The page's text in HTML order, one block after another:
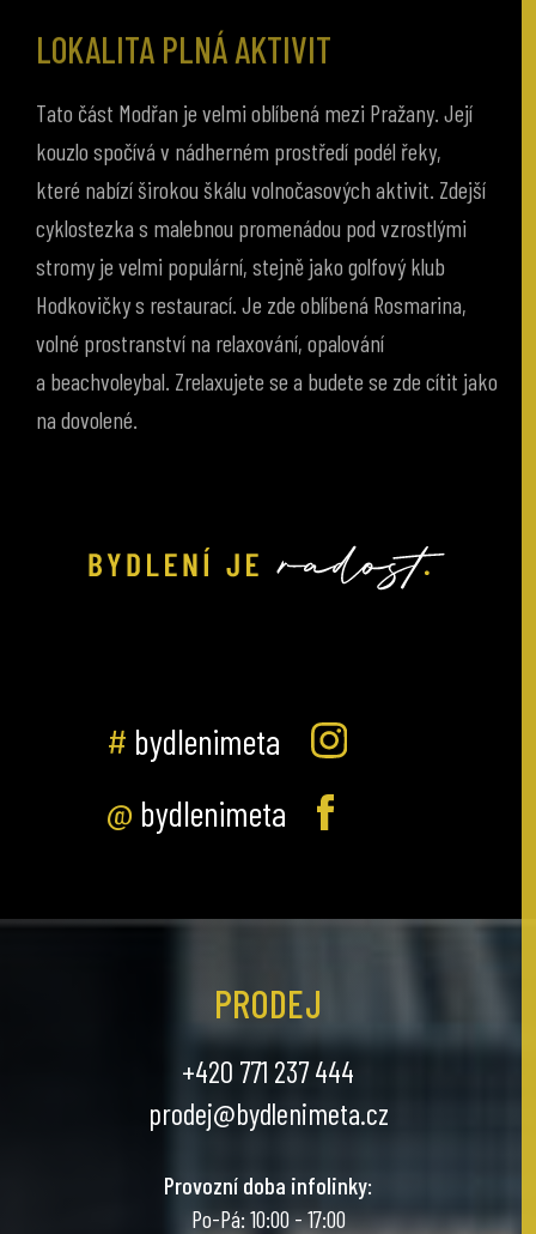
kouzlo spočívá v nádherném prostředí podél řeky,
které nabízí širokou škálu volnočasových aktivit. Zdejší
cyklostezka s malebnou promenádou pod vzrostlými
stromy je velmi populární, stejně jako golfový klub
Hodkovičky s restaurací. Je zde oblíbená Rosmarina,
volné prostranství na relaxování, opalování
a beachvoleybal. Zrelaxujete se a budete se zde cítit jako
na dovolené.
# bydlenimeta
@ bydlenimeta
PRODEJ
+420 771 237 444
prodej@bydlenimeta.cz
Provozní doba infolinky:
Po-Pá: 10:00 - 17:00